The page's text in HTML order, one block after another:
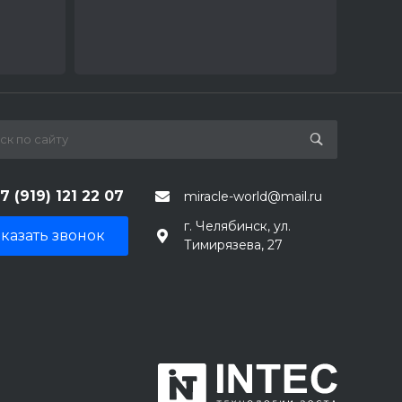
(919) 121 22 07 miracle-world@mail.ru
звонок
г. Челябинск, ул.
Тимирязева, 27